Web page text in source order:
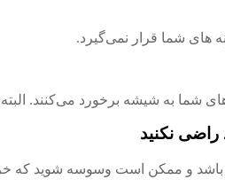
شما قرار نمی‌گیرد.
شما به شیشه برخورد می‌کنند.
و ممکن است وسوسه شوید که